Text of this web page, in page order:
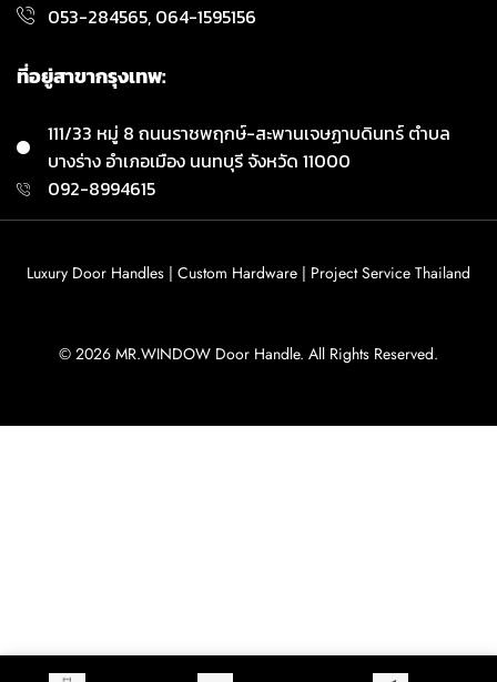
053-284565, 064-1595156
ที่อยู่สาขากรุงเทพ:
111/33 หมู่ 8 ถนนราชพฤกษ์-สะพานเจษฏาบดินทร์ ตำบล
บางร่าง อำเภอเมือง นนทบุรี จังหวัด 11000
092-8994615
© 2026 MR.WINDOW Door Handle. All Rights Reserved.
Luxury Door Handles | Custom Hardware | Project Service Thailand